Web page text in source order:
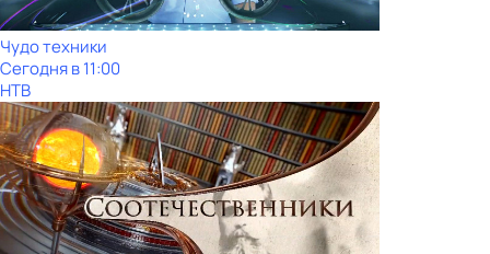
Чудо техники
Сегодня в 11:00
НТВ